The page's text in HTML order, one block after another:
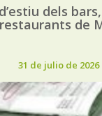
dels
de
31 de julio de 2026